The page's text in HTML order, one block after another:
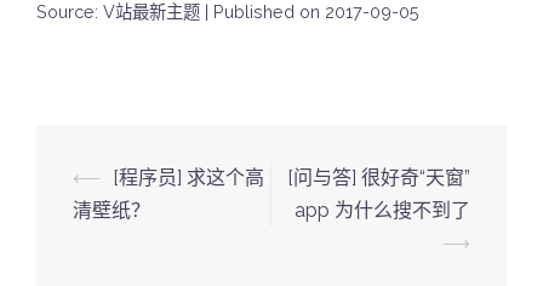
Source: V站最新主题 Published on 2017-09-05
Post
navigation
⟵
[程序员] 求这个高
清壁纸？
[问与答] 很好奇“天窗”
app 为什么搜不到了
⟶